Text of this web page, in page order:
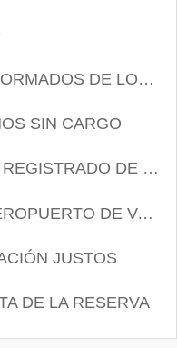
NOS MANTENEMOS INFORMADOS DE LOS RETRASOS
SIN CARGO
OPERADOR TURÍSTICO REGISTRADO DE GRAN EXPERIENCIA
SERVICIO 24/7 EN EL AEROPUERTO DE VARNA
JUSTOS
DE LA RESERVA